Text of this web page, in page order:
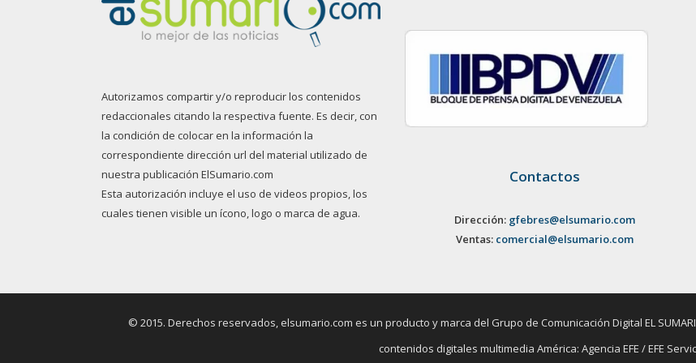
Autorizamos compartir y/o reproducir los contenidos
redaccionales citando la respectiva fuente. Es decir, con
la condición de colocar en la información la
correspondiente dirección url del material utilizado de
nuestra publicación ElSumario.com
Esta autorización incluye el uso de videos propios, los
cuales tienen visible un ícono, logo o marca de agua.
Contactos
Dirección: gfebres@elsumario.com
Ventas: comercial@elsumario.com
© 2015. Derechos reservados, elsumario.com es un producto y marca del Grupo de Comunicación Digital EL
contenidos digitales multimedia América: Agencia EFE / EFE